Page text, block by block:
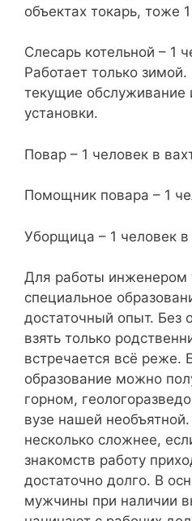
объектах токарь, тоже
Слесарь котельной – 1
Работает только
текущие обслуживание
установки.
Повар – 1 человек в
Помощник повара – 1
Уборщица – 1 человек в
Для работы инженером
специальное
достаточный опыт. Без
взять только
встречается всё реже.
образование можно
горном,
вузе нашей
несколько сложнее,
знакомств работу
достаточно долго. В
мужчины при наличии